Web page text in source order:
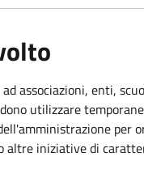
associazioni, enti,
utilizzare
per
altre iniziative di